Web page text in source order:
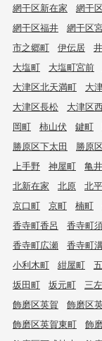
網干区新在家
網干
網干区福井
網干区
市之郷町
伊伝居
大塩町
大塩町宮前
大津区北天満町
大
大津区長松
大津区
岡町
柿山伏 鍵町
勝原区下太田
勝原
上手野
神屋町 亀
北新在家
北原 北
京口町
京町 楠町
香寺町香呂
香寺町
香寺町広瀬
香寺町
小利木町
紺屋町
坂田町
坂元町 三
飾磨区英賀
飾磨区
飾磨区英賀東町
飾